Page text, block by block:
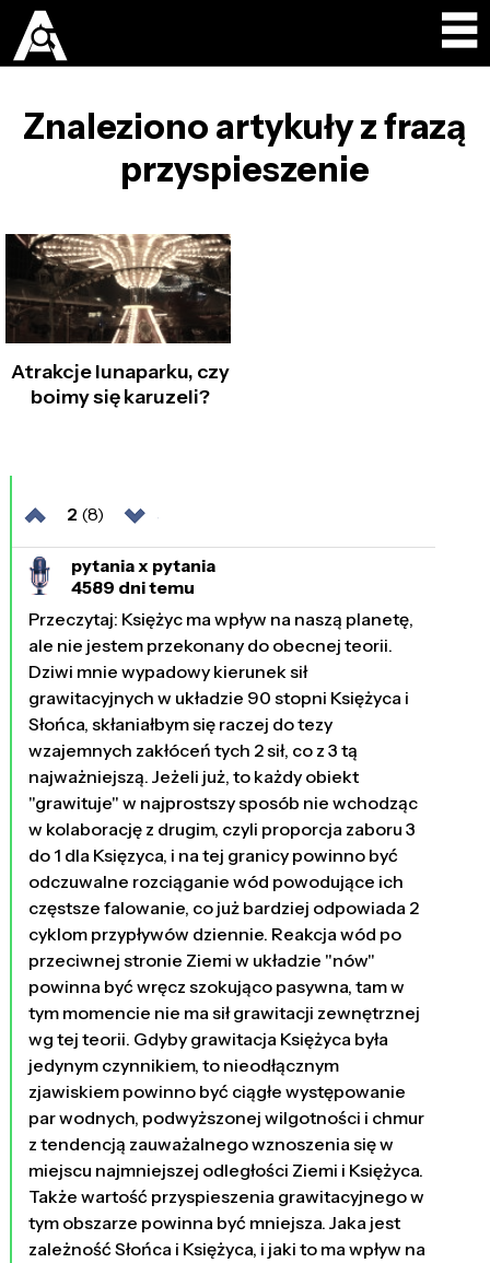
Znaleziono artykuły z frazą
przyspieszenie
Atrakcje lunaparku, czy
boimy się karuzeli?
2 (8)
pytania x pytania
4589 dni temu
Przeczytaj: Księżyc ma wpływ na naszą planetę,
ale nie jestem przekonany do obecnej teorii.
Dziwi mnie wypadowy kierunek sił
grawitacyjnych w układzie 90 stopni Księżyca i
Słońca, skłaniałbym się raczej do tezy
wzajemnych zakłóceń tych 2 sił, co z 3 tą
najważniejszą. Jeżeli już, to każdy obiekt
"grawituje" w najprostszy sposób nie wchodząc
w kolaborację z drugim, czyli proporcja zaboru 3
do 1 dla Księzyca, i na tej granicy powinno być
odczuwalne rozciąganie wód powodujące ich
częstsze falowanie, co już bardziej odpowiada 2
cyklom przypływów dziennie. Reakcja wód po
przeciwnej stronie Ziemi w układzie "nów"
powinna być wręcz szokująco pasywna, tam w
tym momencie nie ma sił grawitacji zewnętrznej
wg tej teorii. Gdyby grawitacja Księżyca była
jedynym czynnikiem, to nieodłącznym
zjawiskiem powinno być ciągłe występowanie
par wodnych, podwyższonej wilgotności i chmur
z tendencją zauważalnego wznoszenia się w
miejscu najmniejszej odległości Ziemi i Księżyca.
Także wartość przyspieszenia grawitacyjnego w
tym obszarze powinna być mniejsza. Jaka jest
zależność Słońca i Księżyca, i jaki to ma wpływ na